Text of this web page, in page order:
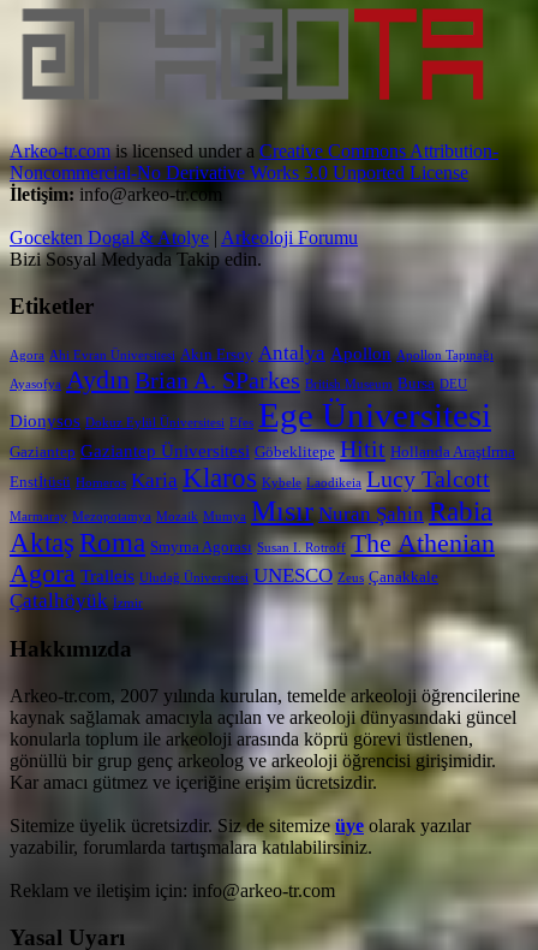
Arkeo-tr.comis licensed under a Creative Commons Attribution-
Noncommercial-No Derivative Works 3.0 Unported License
İletişim: info@arkeo-tr.com
Gocekten Dogal & Atolye | Arkeoloji Forumu
Bizi Sosyal Medyada Takip edin.
Etiketler
Agora Ahi Evran Üniversitesi Akın Ersoy Antalya Apollon Apollon Tapınağı
Ayasofya AydınBrian A. SParkes British Museum Bursa DEU
Dionysos Dokuz Eylül Üniversitesi Efes Ege Üniversitesi
Gaziantep Gaziantep Üniversitesi Göbeklitepe Hitit Hollanda AraştIrma
Enstİtüsü Homeros Karia Klaros Kybele Laodikeia Lucy Talcott
Marmaray Mezopotamya Mozaik Mumya Mısır Nuran Şahin Rabia
Aktaş Roma Smyrna Agorası Susan I. Rotroff The Athenian
Agora Tralleis Uludağ Üniversitesi UNESCO Zeus Çanakkale
Çatalhöyük İzmir
Hakkımızda
Arkeo-tr.com, 2007 yılında kurulan, temelde arkeoloji öğrencilerine
kaynak sağlamak amacıyla açılan ve arkeoloji dünyasındaki güncel
konularla toplum ile arkeoloji arasında köprü görevi üstlenen,
gönüllü bir grup genç arkeolog ve arkeoloji öğrencisi girişimidir.
Kar amacı gütmez ve içeriğine erişim ücretsizdir.
Sitemize üyelik ücretsizdir. Siz de sitemize üye olarak yazılar
yazabilir, forumlarda tartışmalara katılabilirsiniz.
Reklam ve iletişim için: info@arkeo-tr.com
Yasal Uyarı